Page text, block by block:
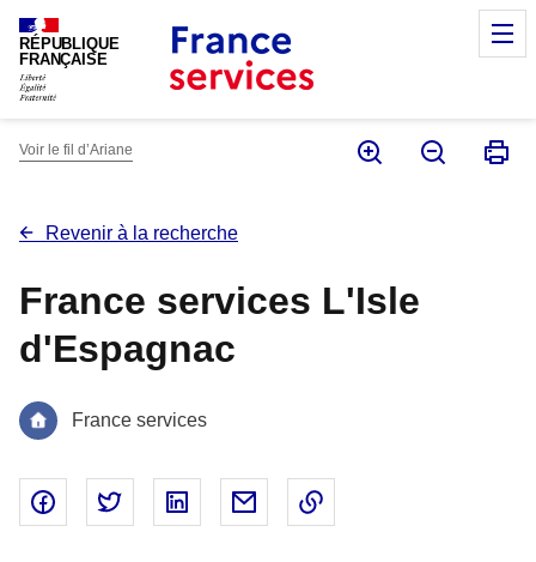
RÉPUBLIQUE
FRANÇAISE
Voir le fil d’Ariane
Revenir à la recherche
France services L'Isle
d'Espagnac
France services
Partager sur Facebook - nouvelle fenêtre
Partager sur Twitter - nouvelle fenêtre
Partager sur Linked In - nouvelle
Partager par email - nouvelle